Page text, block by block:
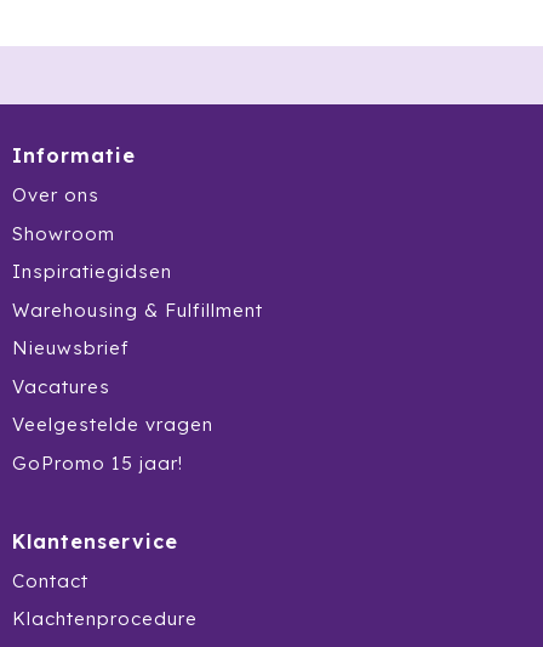
Veya Giftcard
Victorinox
VINGA
Vondelkoeken
Waterman
Xoopar
Xtorm
Informatie
Over ons
Showroom
Inspiratiegidsen
Warehousing & Fulfillment
Nieuwsbrief
Vacatures
Veelgestelde vragen
GoPromo 15 jaar!
Klantenservice
Contact
Klachtenprocedure